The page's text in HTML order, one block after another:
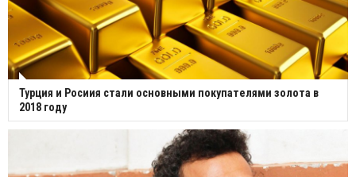
Турция и Росиия стали основными покупателями золота в
2018 году